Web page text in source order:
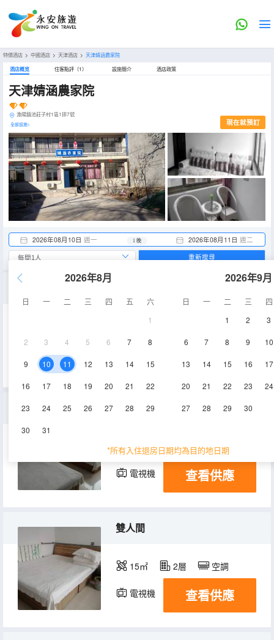
特價酒店 > 中國酒店 > 天津酒店 > 天津婧涵農家院
酒店概览 住客點評（1） 設施簡介 酒店政策
天津婧涵農家院
漁陽鎮池莊子村1區1排7號
全部設施> 現在就預訂
2026年08月10日 週一 2026年08月11日 週二
1 晚
2026年8月
日 一 二 三 四 五
六
1
2 3 4 5 6 7 8
9 10 11 12 13 14 15
16 17 18 19 20 21 22
23 24 25 26 27 28 29
30 31
2026年9月
日 一 二 三
四
1
2 3
6 7 8 9 10
13 14 15 16 17
20 21 22 23 24
27 28 29 30
*所有入住退房日期均為目的地日期
重新搜尋
100㎡ 空調
三人間
20㎡ 1-3層 空調
電視機 查看供應
雙人間
15㎡ 2層 空調
電視機 查看供應